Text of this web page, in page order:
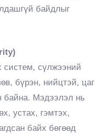
байдлыг
систем, сүлжээний
бүрэн, нийцтэй, цаг
байна. Мэдээлэл нь
устах, гэмтэх,
байх бөгөөд